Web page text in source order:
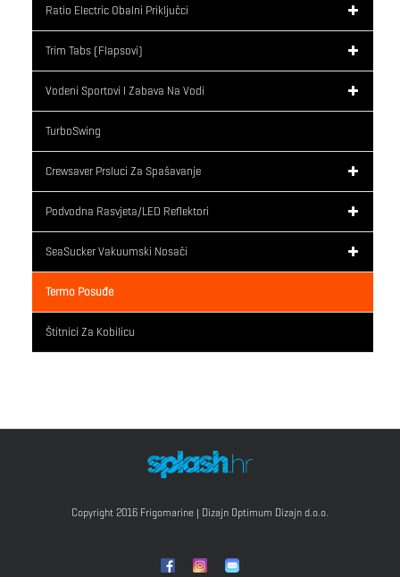
Ratio Electric Obalni Priključci
Trim Tabs (flapsovi)
Vodeni Sportovi I Zabava Na Vodi
TurboSwing
Crewsaver Prsluci Za Spašavanje
Podvodna Rasvjeta/LED Reflektori
SeaSucker Vakuumski Nosači
Termo Posuđe
Štitnici Za Kobilicu
Copyright 2016 Frigomarine | Dizajn Optimum Dizajn d.o.o.